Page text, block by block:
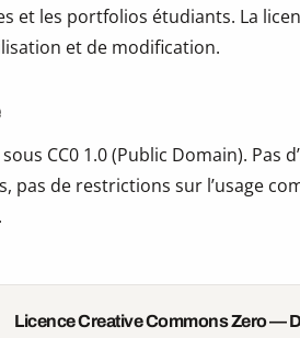
et les portfolios étudiants. La
et de modification.
CC0 1.0 (Public Domain). Pas
pas de restrictions sur l’usage
Licence Creative Commons Zero —